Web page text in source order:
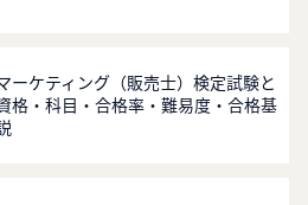
ーケティング（販売士）検定試験と
格・科目・合格率・難易度・合格基